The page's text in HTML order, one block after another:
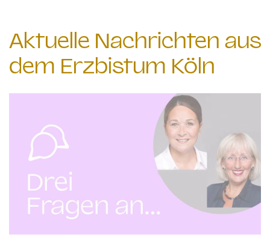
Aktuelle Nachrichten aus
dem Erzbistum Köln